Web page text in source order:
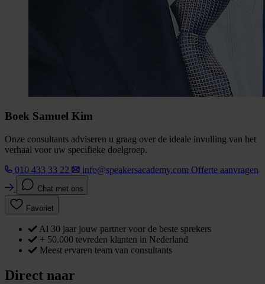
Boek Samuel Kim
Onze consultants adviseren u graag over de ideale invulling van het
verhaal voor uw specifieke doelgroep.
010 433 33 22
info@speakersacademy.com Offerte aanvragen
Chat met ons
Favoriet
Al 30 jaar jouw partner voor de beste sprekers
+ 50.000 tevreden klanten in Nederland
Meest ervaren team van consultants
Direct naar